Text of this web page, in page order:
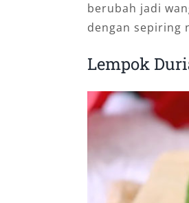
berubah jadi
dengan sepiring
Lempok